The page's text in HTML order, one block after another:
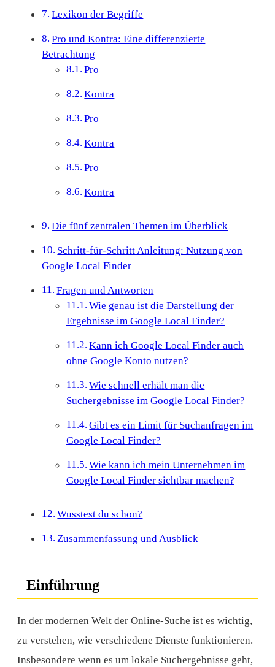
Lexikon der Begriffe
Pro und Kontra: Eine differenzierte
Betrachtung
Pro
Kontra
Pro
Kontra
Pro
Kontra
Die fünf zentralen Themen im Überblick
Schritt-für-Schritt Anleitung: Nutzung von
Google Local Finder
Fragen und Antworten
Wie genau ist die Darstellung der
Ergebnisse im Google Local Finder?
Kann ich Google Local Finder auch
ohne Google Konto nutzen?
Wie schnell erhält man die
Suchergebnisse im Google Local Finder?
Gibt es ein Limit für Suchanfragen im
Google Local Finder?
Wie kann ich mein Unternehmen im
Google Local Finder sichtbar machen?
Wusstest du schon?
Zusammenfassung und Ausblick
Einführung
In der modernen Welt der Online-Suche ist es wichtig,
zu verstehen, wie verschiedene Dienste funktionieren.
Insbesondere wenn es um lokale Suchergebnisse geht,